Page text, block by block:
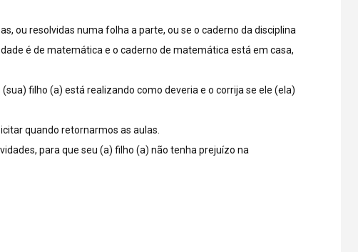
ou resolvidas numa folha a parte, ou se o caderno da disciplina
é de matemática e o caderno de matemática está em casa,
filho (a) está realizando como deveria e o corrija se ele (ela)
quando retornarmos as aulas.
para que seu (a) filho (a) não tenha prejuízo na